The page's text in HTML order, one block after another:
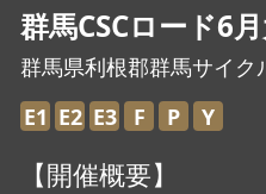
群馬CSCロード6
群馬県利根郡群馬サイク
E1 E2 E3 F P Y
【開催概要】